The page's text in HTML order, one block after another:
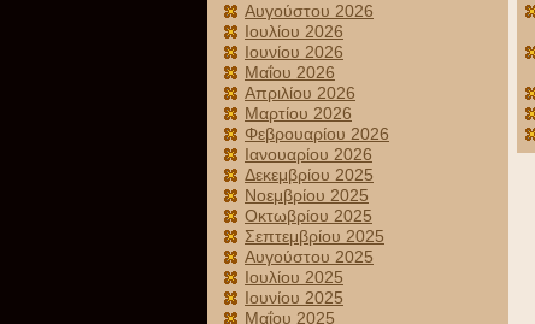
Αυγούστου 2026
Ιουλίου 2026
Ιουνίου 2026
Μαΐου 2026
Απριλίου 2026
Μαρτίου 2026
Φεβρουαρίου 2026
Ιανουαρίου 2026
Δεκεμβρίου 2025
Νοεμβρίου 2025
Οκτωβρίου 2025
Σεπτεμβρίου 2025
Αυγούστου 2025
Ιουλίου 2025
Ιουνίου 2025
Μαΐου 2025